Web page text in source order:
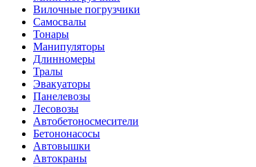
Вилочные погрузчики
Самосвалы
Тонары
Манипуляторы
Длинномеры
Тралы
Эвакуаторы
Панелевозы
Лесовозы
Автобетоно­смесители
Бетононасосы
Автовышки
Автокраны